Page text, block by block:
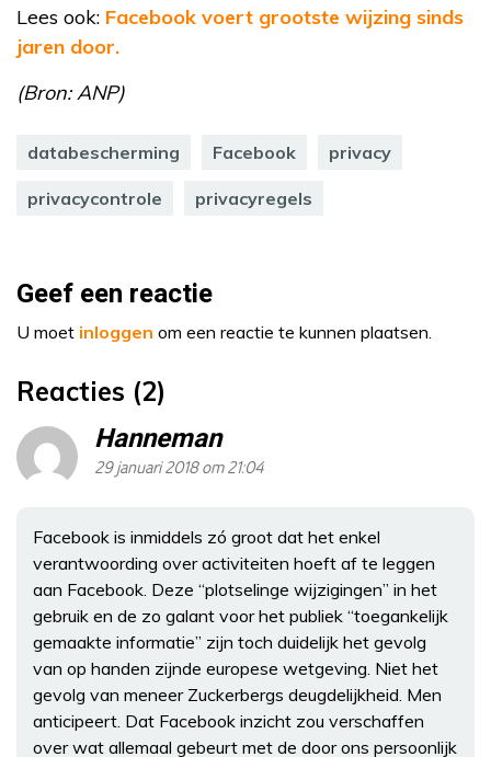
Lees ook: Facebook voert grootste wijzing sinds
jaren door.
(Bron: ANP)
databescherming Facebook privacy
privacycontrole privacyregels
Geef een reactie
U moet inloggen om een reactie te kunnen plaatsen.
Reacties (2)
Hanneman
29 januari 2018 om 21:04
Facebook is inmiddels zó groot dat het enkel
verantwoording over activiteiten hoeft af te leggen
aan Facebook. Deze “plotselinge wijzigingen” in het
gebruik en de zo galant voor het publiek “toegankelijk
gemaakte informatie” zijn toch duidelijk het gevolg
van op handen zijnde europese wetgeving. Niet het
gevolg van meneer Zuckerbergs deugdelijkheid. Men
anticipeert. Dat Facebook inzicht zou verschaffen
over wat allemaal gebeurt met de door ons persoonlijk